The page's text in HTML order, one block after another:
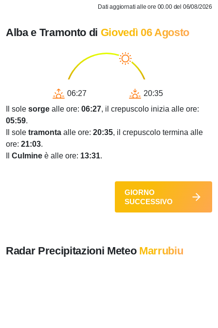
Dati aggiornati alle ore 00.00 del 06/08/2026
Alba e Tramonto di Giovedì 06 Agosto
06:27
20:35
Il sole sorge alle ore: 06:27, il crepuscolo inizia alle ore:
05:59.
Il sole tramonta alle ore: 20:35, il crepuscolo termina alle
ore: 21:03.
Culmine è alle ore: 13:31.
GIORNO
SUCCESSIVO
Radar Precipitazioni Meteo Marrubiu